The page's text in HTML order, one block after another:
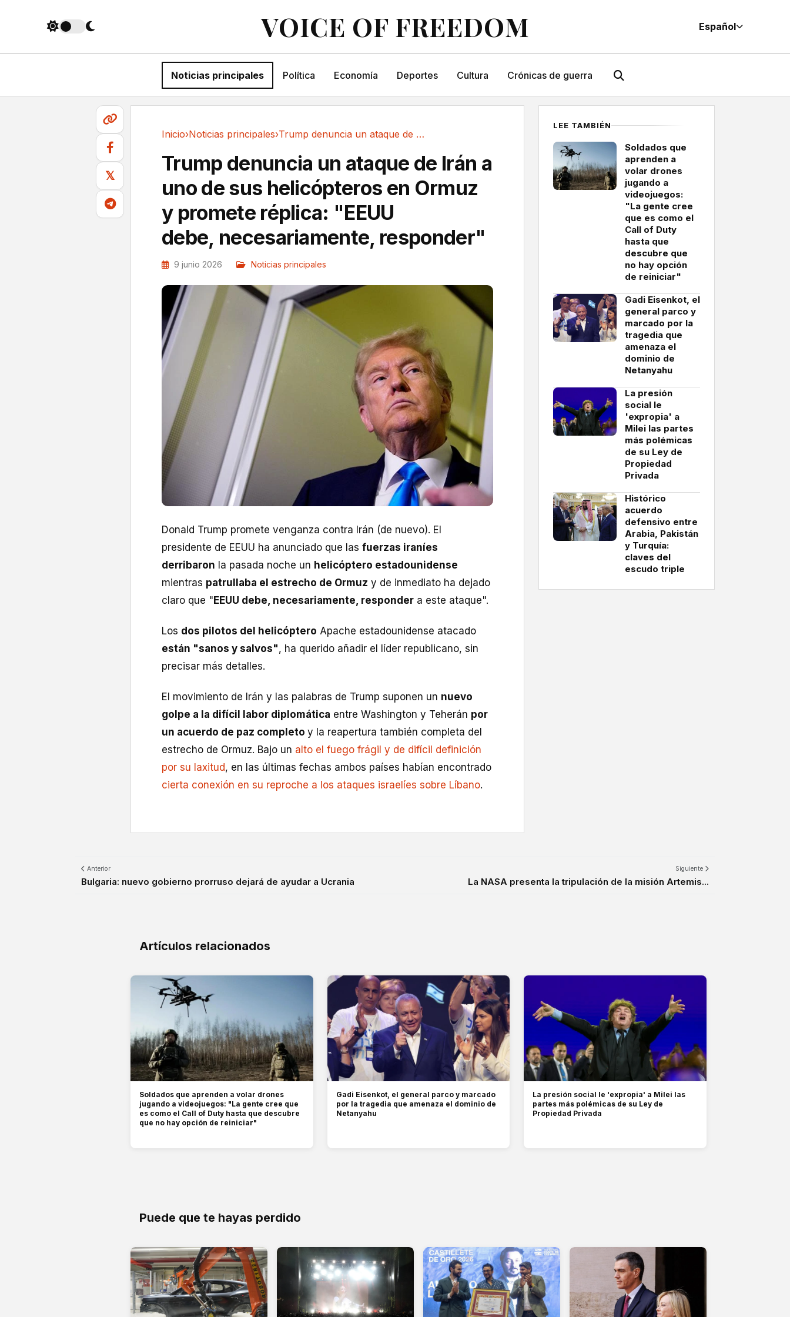
VOICE OF FREEDOM Español
Noticias principales Política Economía Deportes Cultura Crónicas de guerra
𝕏
Inicio›Noticias principales› Trump denuncia un ataque de Irán a uno de sus...
Trump denuncia un ataque de Irán a
uno de sus helicópteros en Ormuz
y promete réplica: "EEUU
debe, necesariamente, responder"
9 junio 2026 Noticias principales
Donald Trump promete venganza contra Irán (de nuevo). El
presidente de EEUU ha anunciado que las fuerzas iraníes
derribaron la pasada noche un helicóptero estadounidense
mientras patrullaba el estrecho de Ormuz y de inmediato ha dejado
claro que " EEUU debe, necesariamente, responder a este ataque".
Los dos pilotos del helicóptero Apache estadounidense atacado
están "sanos y salvos", ha querido añadir el líder republicano, sin
precisar más detalles.
El movimiento de Irán y las palabras de Trump suponen un nuevo
golpe a la difícil labor diplomática entre Washington y Teherán por
un acuerdo de paz completo y la reapertura también completa del
estrecho de Ormuz. Bajo un alto el fuego frágil y de difícil definición
por su laxitud, en las últimas fechas ambos países habían encontrado
cierta conexión en su reproche a los ataques israelíes sobre Líbano.
LEE TAMBIÉN
Soldados que
aprenden a
volar drones
jugando a
videojuegos:
"La gente cree
que es como el
Call of Duty
hasta que
descubre que
no hay opción
de reiniciar"
Gadi Eisenkot, el
general parco y
marcado por la
tragedia que
amenaza el
dominio de
Netanyahu
La presión
social le
'expropia' a
Milei las partes
más polémicas
de su Ley de
Propiedad
Privada
Histórico
acuerdo
defensivo entre
Arabia, Pakistán
y Turquía:
claves del
escudo triple
Anterior
Bulgaria: nuevo gobierno prorruso dejará de ayudar a Ucrania
Siguiente
La NASA presenta la tripulación de la misión Artemis...
Artículos relacionados
Soldados que aprenden a volar drones
jugando a videojuegos: "La gente cree que
es como el Call of Duty hasta que descubre
que no hay opción de reiniciar"
Gadi Eisenkot, el general parco y marcado
por la tragedia que amenaza el dominio de
Netanyahu
La presión social le 'expropia' a Milei las
partes más polémicas de su Ley de
Propiedad Privada
Puede que te hayas perdido